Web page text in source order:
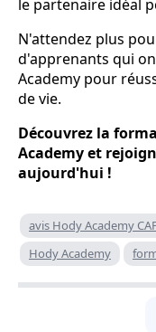
le partenaire idéal
N'attendez plus
d'apprenants qui
Academy pour
de vie.
Découvrez la
Academy et
aujourd'hui !
avis Hody Academy
Hody Academy